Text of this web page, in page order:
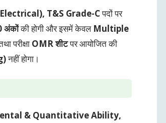
T&S Grade-Cपदों पर
अंकोंकी होगी और इसमें केवल Multiple
परीक्षा OMR शीटपर आयोजित की
नहीं होगा।
(Mental & Quantitative Ability,